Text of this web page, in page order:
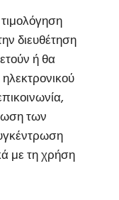
διευθέτηση
ή θα
των
με τη χρήση